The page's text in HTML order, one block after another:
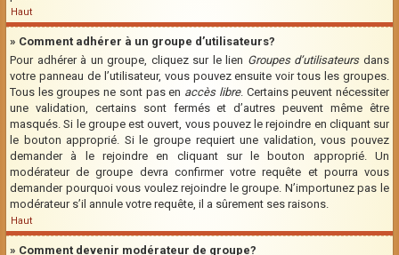
Haut
» Comment adhérer à un groupe d’utilisateurs?
Pour adhérer à un groupe, cliquez sur le lien Groupes d’utilisateursdans
votre panneau de l’utilisateur, vous pouvez ensuite voir tous les groupes.
Tous les groupes ne sont pas en accès libre. Certains peuvent nécessiter
une validation, certains sont fermés et d’autres peuvent même être
masqués. Si le groupe est ouvert, vous pouvez le rejoindre en cliquant sur
le bouton approprié. Si le groupe requiert une validation, vous pouvez
demander à le rejoindre en cliquant sur le bouton approprié. Un
modérateur de groupe devra confirmer votre requête et pourra vous
demander pourquoi vous voulez rejoindre le groupe. N’importunez pas le
modérateur s’il annule votre requête, il a sûrement ses raisons.
Haut
» Comment devenir modérateur de groupe?